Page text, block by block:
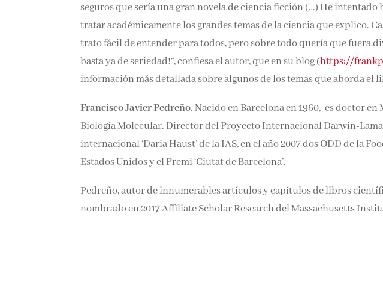
seguros que sería una gran novela de ciencia ficción (…) He intentado
tratar académicamente los grandes temas de la ciencia que explico.
trato fácil de entender para todos, pero sobre todo quería que fuera
basta ya de seriedad!”, confiesa el autor, que en su blog (https://
información más detallada sobre algunos de los temas que aborda el
Francisco Javier Pedreño. Nacido en Barcelona en 1960, es doctor
Biología Molecular. Director del Proyecto Internacional Darwin-
internacional ‘Daria Haust’ de la IAS, en el año 2007 dos ODD de la
Estados Unidos y el Premi ‘Ciutat de Barcelona’.
Pedreño, autor de innumerables artículos y capítulos de libros
nombrado en 2017 Affiliate Scholar Research del Massachusetts